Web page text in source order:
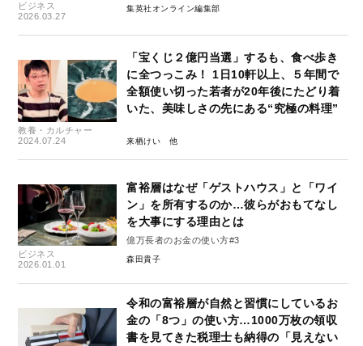
ビジネス
2026.03.27
集英社オンライン編集部
教養・カルチャー
2024.07.24
「宝くじ２億円当選」するも、食べ歩き
に全つっこみ！ 1日10軒以上、５年間で
全額使い切った若者が20年後にたどり着
いた、美味しさの先にある“究極の料理”
来栖けい
ビジネス
2026.01.01
富裕層はなぜ「ゲストハウス」と「ワイ
ン」を所有するのか…彼らがおもてなし
を大事にする理由とは
億万長者のお金の使い方#3
森田貴子
令和の富裕層が自然と習慣にしているお
金の「8つ」の使い方…1000万枚の領収
書を見てきた税理士も納得の「見えない